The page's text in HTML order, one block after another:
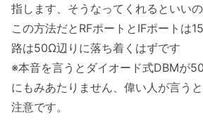
指します、そうなってくれるといい
この方法だとRFポートとIFポートは
路は50Ω辺りに落ち着くはずです
※本音を言うとダイオード式DBMが
にもみあたりません、偉い人が言う
注意です。